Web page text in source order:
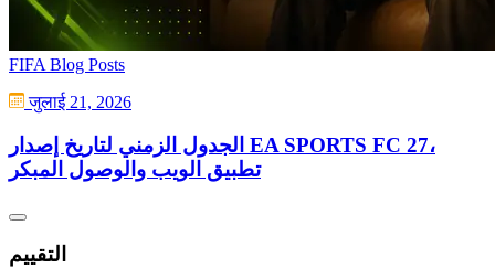
FIFA Blog Posts
जुलाई 21, 2026
الجدول الزمني لتاريخ إصدار EA SPORTS FC 27،
تطبيق الويب والوصول المبكر
التقييم